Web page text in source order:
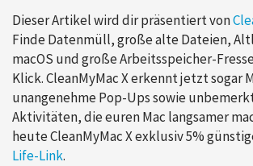
Dieser Artikel wird dir präsentiert von
Finde Datenmüll, große alte Dateien,
macOS und große Arbeitsspeicher-
Klick. CleanMyMac X erkennt jetzt sogar
unangenehme Pop-Ups sowie
Aktivitäten, die euren Mac langsamer
heute CleanMyMac X exklusiv 5%
Life-Link.